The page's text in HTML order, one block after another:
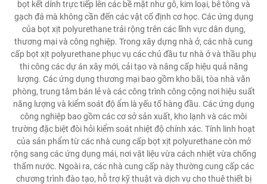
bọt kết dính trực tiếp lên các bề mặt như gỗ, kim loại, bê tông và
gạch đá mà không cần đến các vật cố định cơ học. Các ứng dụng
của bọt xịt polyurethane trải rộng trên các lĩnh vực dân dụng,
thương mại và công nghiệp. Trong xây dựng nhà ở, các nhà cung
cấp bọt xịt polyurethane phục vụ các chủ đầu tư nhà ở và thầu phụ
thi công các dự án xây mới, cải tạo và nâng cấp hiệu quả năng
lượng. Các ứng dụng thương mại bao gồm kho bãi, tòa nhà văn
phòng, trung tâm bán lẻ và các công trình công cộng nơi hiệu suất
năng lượng và kiểm soát độ ẩm là yếu tố hàng đầu. Các ứng dụng
công nghiệp bao gồm các cơ sở sản xuất, kho lạnh và các môi
trường đặc biệt đòi hỏi kiểm soát nhiệt độ chính xác. Tính linh hoạt
của sản phẩm từ các nhà cung cấp bọt xịt polyurethane còn mở
rộng sang các ứng dụng mái, nơi vật liệu vừa cách nhiệt vừa chống
thấm nước. Ngoài ra, các nhà cung cấp này thường cung cấp các
chương trình đào tạo, hỗ trợ kỹ thuật và dịch vụ cho thuê thiết bị